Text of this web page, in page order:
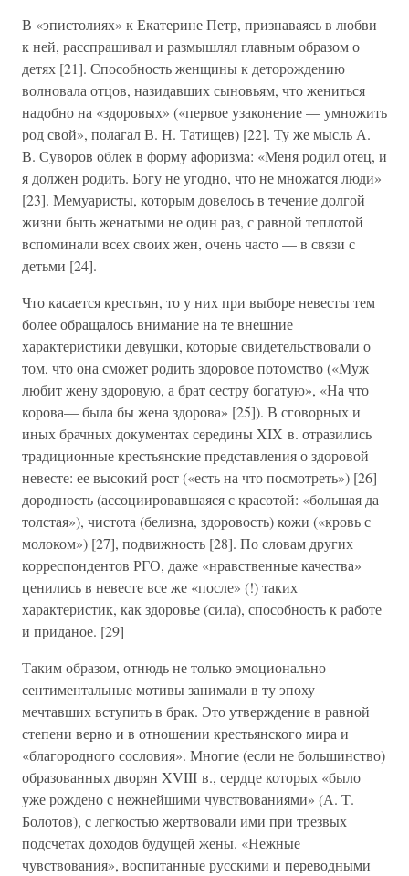
В «эпистолиях» к Екатерине Петр, признаваясь в любви
к ней, расспрашивал и размышлял главным образом о
детях [21]. Способность женщины к деторождению
волновала отцов, назидавших сыновьям, что жениться
надобно на «здоровых» («первое узаконение — умножить
род свой», полагал В. Н. Татищев) [22]. Ту же мысль А.
В. Суворов облек в форму афоризма: «Меня родил отец, и
я должен родить. Богу не угодно, что не множатся люди»
[23]. Мемуаристы, которым довелось в течение долгой
жизни быть женатыми не один раз, с равной теплотой
вспоминали всех своих жен, очень часто — в связи с
детьми [24].
Что касается крестьян, то у них при выборе невесты тем
более обращалось внимание на те внешние
характеристики девушки, которые свидетельствовали о
том, что она сможет родить здоровое потомство («Муж
любит жену здоровую, а брат сестру богатую», «На что
корова— была бы жена здорова» [25]). В сговорных и
иных брачных документах середины XIX в. отразились
традиционные крестьянские представления о здоровой
невесте: ее высокий рост («есть на что посмотреть») [26]
дородность (ассоциировавшаяся с красотой: «большая да
толстая»), чистота (белизна, здоровость) кожи («кровь с
молоком») [27], подвижность [28]. По словам других
корреспондентов РГО, даже «нравственные качества»
ценились в невесте все же «после» (!) таких
характеристик, как здоровье (сила), способность к работе
и приданое. [29]
Таким образом, отнюдь не только эмоционально-
сентиментальные мотивы занимали в ту эпоху
мечтавших вступить в брак. Это утверждение в равной
степени верно и в отношении крестьянского мира и
«благородного сословия». Многие (если не большинство)
образованных дворян XVIII в., сердце которых «было
уже рождено с нежнейшими чувствованиями» (А. Т.
Болотов), с легкостью жертвовали ими при трезвых
подсчетах доходов будущей жены. «Нежные
чувствования», воспитанные русскими и переводными